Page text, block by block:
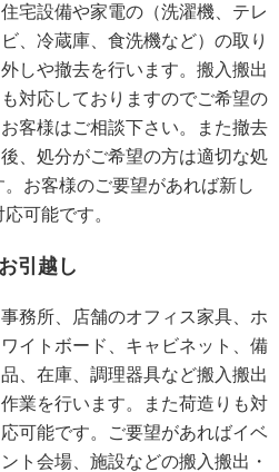
住宅設備や家電の（洗濯機、テレ
ビ、冷蔵庫、食洗機など）の取り
外しや撤去を行います。搬入搬出
も対応しておりますのでご希望の
お客様はご相談下さい。また撤去
後、処分がご希望の方は適切な処
お客様のご要望があれば新し
可能です。
引越し
事務所、店舗のオフィス家具、ホ
ワイトボード、キャビネット、備
品、在庫、調理器具など搬入搬出
作業を行います。また荷造りも対
応可能です。ご要望があればイベ
ント会場、施設などの搬入搬出・